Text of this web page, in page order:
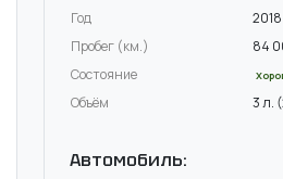
Год
2018
Пробег (км.)
84
Состояние
Объём 3 л.
Автомобиль: